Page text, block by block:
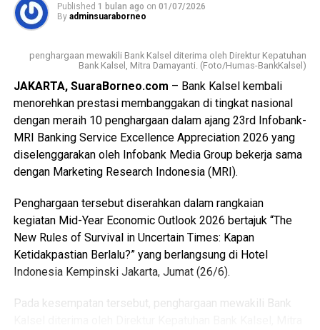
diharapkan menjadi penggerak ekonomi berbasis budaya.
Selain melestarikan warisan kuliner daerah, kegiatan ini
UMKM sekaligus memperkuat posisi produk lokal
Kalimantan Selatan di tengah persaingan pasar yang
semakin kompetitif. [adv]
Views: 48
Bagikan ke
Messenger 0 Twitter/X 0
Published 1 bulan ago on 01/07/2026
By adminsuaraborneo
penghargaan mewakili Bank Kalsel diterima oleh Direktur Kepatuhan
Bank Kalsel, Mitra Damayanti. (Foto/Humas-BankKalsel)
JAKARTA, SuaraBorneo.com – Bank Kalsel kembali
menorehkan prestasi membanggakan di tingkat nasional
dengan meraih 10 penghargaan dalam ajang 23rd Infobank-
MRI Banking Service Excellence Appreciation 2026 yang
diselenggarakan oleh Infobank Media Group bekerja sama
dengan Marketing Research Indonesia (MRI).
Penghargaan tersebut diserahkan dalam rangkaian
kegiatan Mid-Year Economic Outlook 2026 bertajuk “The
New Rules of Survival in Uncertain Times: Kapan
Ketidakpastian Berlalu?” yang berlangsung di Hotel
Indonesia Kempinski Jakarta, Jumat (26/6).
Pada kesempatan tersebut, penghargaan mewakili Bank